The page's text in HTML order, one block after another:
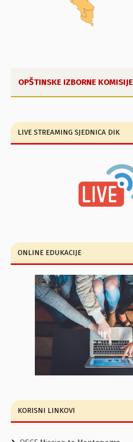
OPŠTINSKE IZBORNE KOMISIJE
LIVE STREAMING SJEDNICA DIK
ONLINE EDUKACIJE
KORISNI LINKOVI